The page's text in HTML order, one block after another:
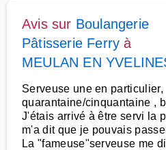
Avis sur Boulangerie
Pâtisserie Ferry à
MEULAN EN
Serveuse une en particulier,
quarantaine/cinquantaine ,
J'étais arrivé à être servi la
m'a dit que je pouvais
La "fameuse"serveuse me